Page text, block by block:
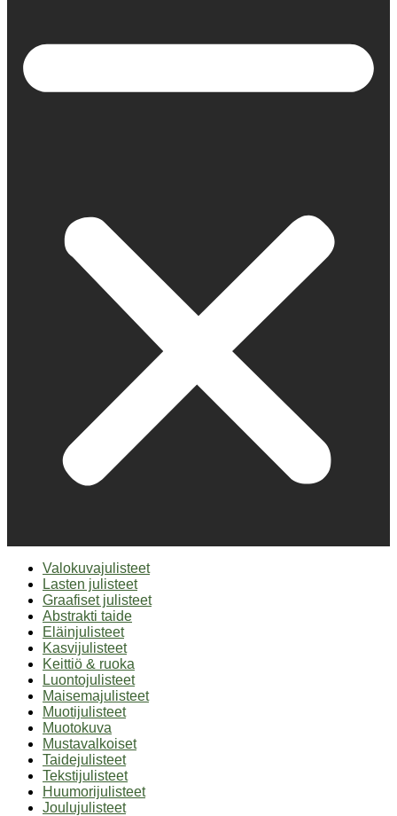
Valokuvajulisteet
Lasten julisteet
Graafiset julisteet
Abstrakti taide
Eläinjulisteet
Kasvijulisteet
Keittiö & ruoka
Luontojulisteet
Maisemajulisteet
Muotijulisteet
Muotokuva
Mustavalkoiset
Taidejulisteet
Tekstijulisteet
Huumorijulisteet
Joulujulisteet